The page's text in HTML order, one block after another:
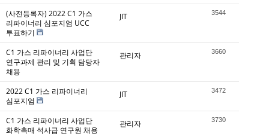
(사전등록자) 2022 C1 가스
리파이너리 심포지엄 UCC
투표하기
JIT 3544
C1 가스 리파이너리 사업단
연구과제 관리 및 기획 담당자
채용
관리자 3660
2022 C1 가스 리파이너리
심포지엄
JIT 3472
C1 가스 리파이너리 사업단
화학촉매 석사급 연구원 채용
관리자 3730